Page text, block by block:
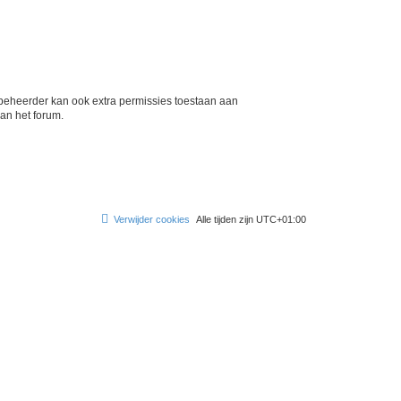
kan ook extra permissies toestaan aan
het forum.
Alle tijden zijn UTC+01:00
Verwijder cookies